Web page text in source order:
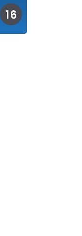
16